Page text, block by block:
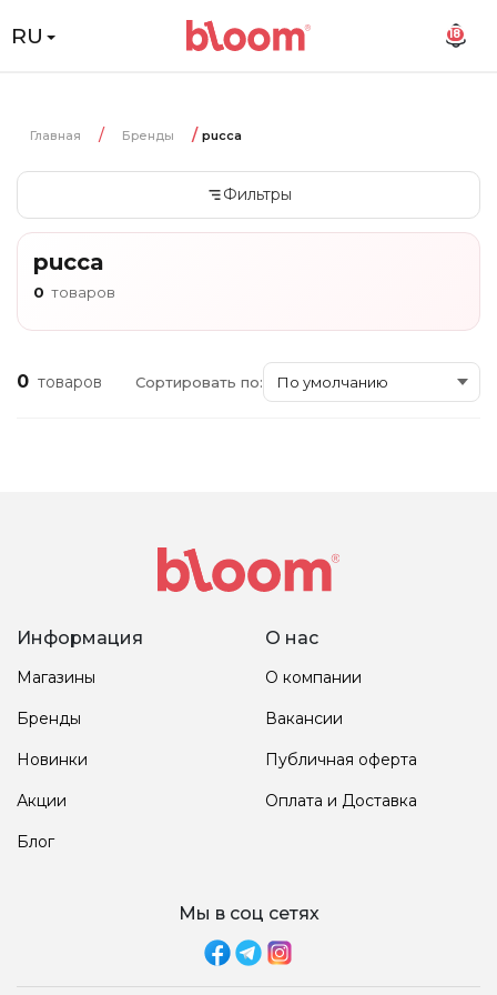
RU 18
Главная Бренды pucca
Фильтры
pucca
0 товаров
0 товаров Сортировать по:
Информация
Магазины
Бренды
Новинки
Акции
Блог
О нас
О компании
Вакансии
Публичная оферта
Оплата и Доставка
Мы в соц сетях